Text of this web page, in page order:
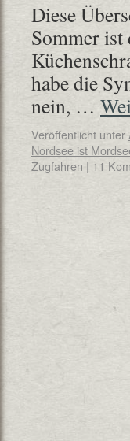
Diese
Sommer ist
habe die
nein, …
Veröffentlicht unter
Nordsee ist
Zugfahren | 11